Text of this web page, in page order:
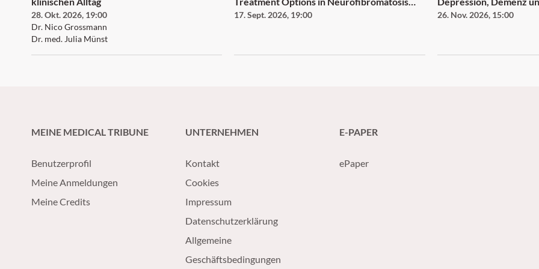
28. Okt. 2026, 19:00
Dr. Nico Grossmann
Dr. med. Julia Münst
Type 1 – Plexiform Neurofibroma and
17. Sept. 2026, 19:00 26. Nov. 2026, 15:00
MEINE MEDICAL TRIBUNE
Benutzerprofil
Meine Anmeldungen
Meine Credits
UNTERNEHMEN
Kontakt
Cookies
Impressum
Datenschutzerklärung
Allgemeine
Geschäftsbedingungen
E-PAPER
ePaper